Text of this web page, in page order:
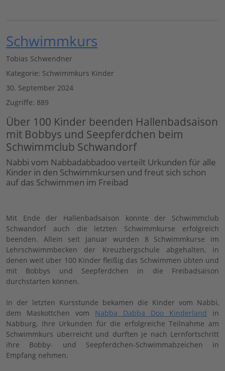
Schwimmkurs
Tobias Schwendner
Kategorie: Schwimmkurs Kinder
30. September 2024
Zugriffe: 889
Über 100 Kinder beenden Hallenbadsaison
mit Bobbys und Seepferdchen beim
Schwimmclub Schwandorf
Nabbi vom Nabbadabbadoo verteilt Urkunden für alle
Kinder in den Schwimmkursen und freut sich schon
auf das Schwimmen im Freibad
Mit Ende der Hallenbadsaison konnte der Schwimmclub
Schwandorf auch die letzten Schwimmkurse erfolgreich
beenden. Allein seit Januar wurden 8 Schwimmkurse im
Lehrschwimmbecken der Kreuzbergschule abgehalten, in
denen weit über 100 Kinder fleißig das Schwimmen übten und
mit Bobbys und Seepferdchen in die Freibadsaison
durchstarten können.
In der letzten Kursstunde bekamen die Kinder vom Nabbi,
dem Maskottchen vom Nabba Dabba Doo Kinderland in
Nabburg, ihre Urkunden für die erfolgreiche Teilnahme am
Schwimmkurs überreicht und durften je nach Lernfortschritt
ihre Bobby- und Seepferdchen-Schwimmabzeichen in
Empfang nehmen.